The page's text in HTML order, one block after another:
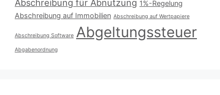
Abschreibung für Abnutzung 1%-Regelung
Abschreibung auf Immobilien Abschreibung auf Wertpapiere
Abschreibung Software Abgeltungssteuer
Abgabenordnung